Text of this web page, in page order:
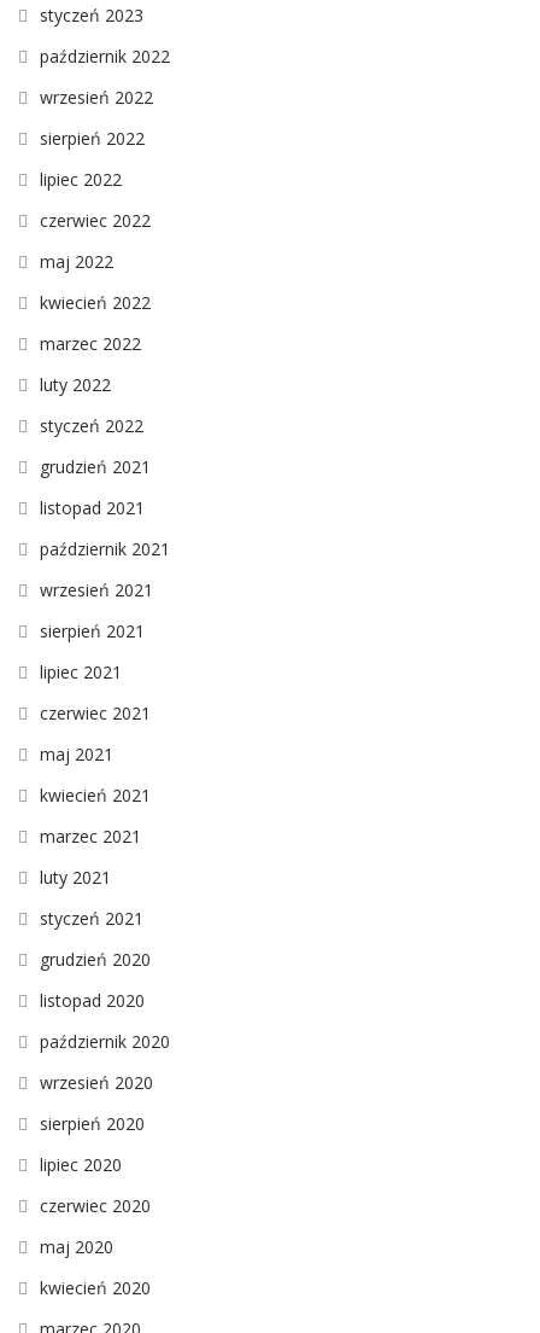
styczeń 2023
październik 2022
wrzesień 2022
sierpień 2022
lipiec 2022
czerwiec 2022
maj 2022
kwiecień 2022
marzec 2022
luty 2022
styczeń 2022
grudzień 2021
listopad 2021
październik 2021
wrzesień 2021
sierpień 2021
lipiec 2021
czerwiec 2021
maj 2021
kwiecień 2021
marzec 2021
luty 2021
styczeń 2021
grudzień 2020
listopad 2020
październik 2020
wrzesień 2020
sierpień 2020
lipiec 2020
czerwiec 2020
maj 2020
kwiecień 2020